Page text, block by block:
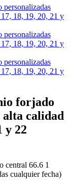
forjado
alta calidad
y 22
central 66.6 1
cualquier fecha)